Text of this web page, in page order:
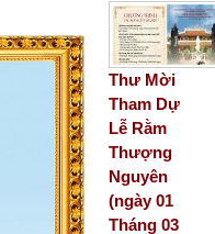
Thư Mời
Tham Dự
Lễ Rằm
Thượng
Nguyên
(ngày 01
Tháng 03